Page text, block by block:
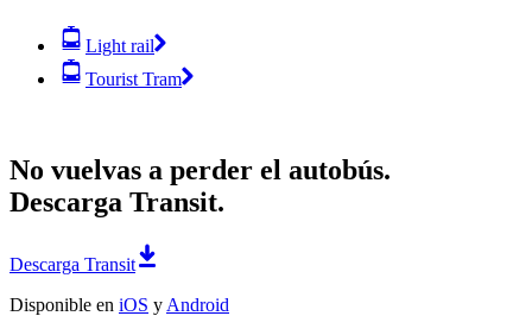
Light rail
Tourist Tram
No vuelvas a perder el autobús.
Descarga Transit.
Descarga Transit
Disponible en iOS y Android